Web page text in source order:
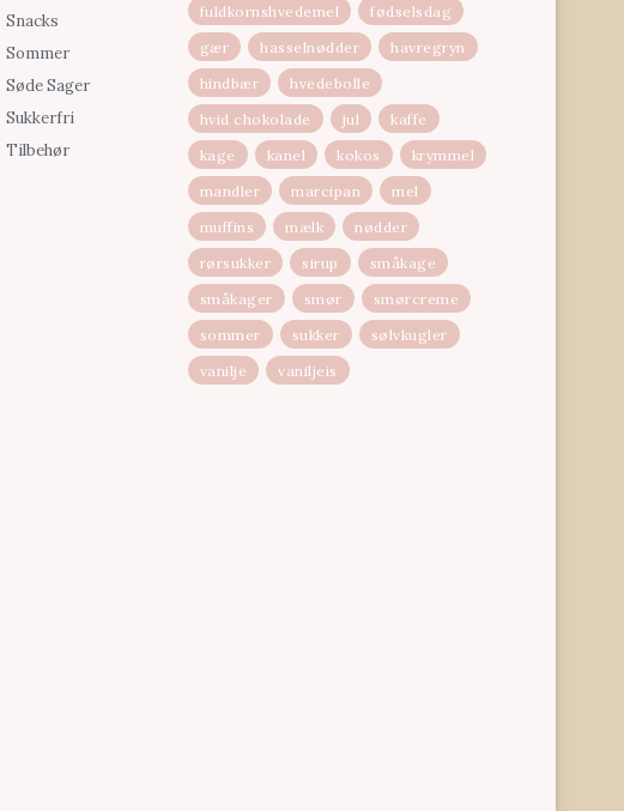
Snacks
Sommer
Søde Sager
Sukkerfri
Tilbehør
fuldkornshvedemel
fødselsdag
gær
hasselnødder
havregryn
hindbær
hvedebolle
hvid chokolade
jul
kaffe
kage
kanel kokos
krymmel
mandler
marcipan
mel
muffins
mælk
nødder
rørsukker
sirup
småkage
småkager
smør
smørcreme
sommer
sukker
sølvkugler
vanilje
vaniljeis